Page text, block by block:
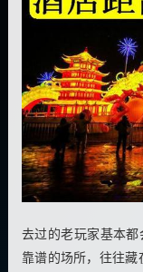
去过的老玩家基本都
靠谱的场所，往往